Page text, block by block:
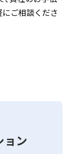
ご相談くださ
ョン